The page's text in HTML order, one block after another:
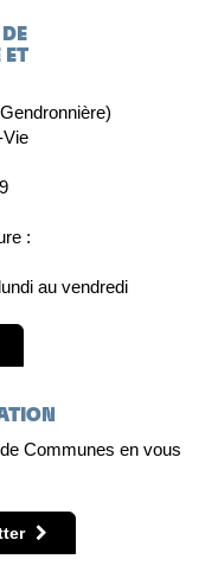
ET
:
au vendredi
Communes en vous